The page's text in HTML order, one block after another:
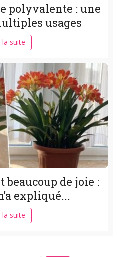
polyvalente : une
usages
la suite
beaucoup de joie :
expliqué...
la suite